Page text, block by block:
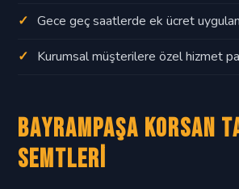
Gece geç saatlerde ek ücret
Kurumsal müşterilere özel hizmet
Bayrampaşa Korsan
Semtleri